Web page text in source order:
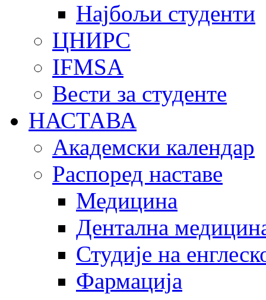
Најбољи студенти
ЦНИРС
IFMSA
Вести за студенте
НАСТАВА
Академски календар
Распоред наставе
Медицина
Дентална
Студије на
Фармација